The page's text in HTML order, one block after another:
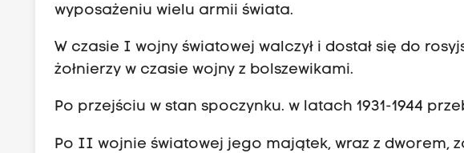
wyposażeniu wielu armii świata.
W czasie I wojny światowej walczył i dostał się do
żołnierzy w czasie wojny z bolszewikami.
Po przejściu w stan spoczynku. w latach 1931-1944
Po II wojnie światowej jego majątek, wraz z dworem,